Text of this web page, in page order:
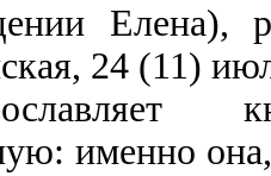
Елена),
24 (11)
именно